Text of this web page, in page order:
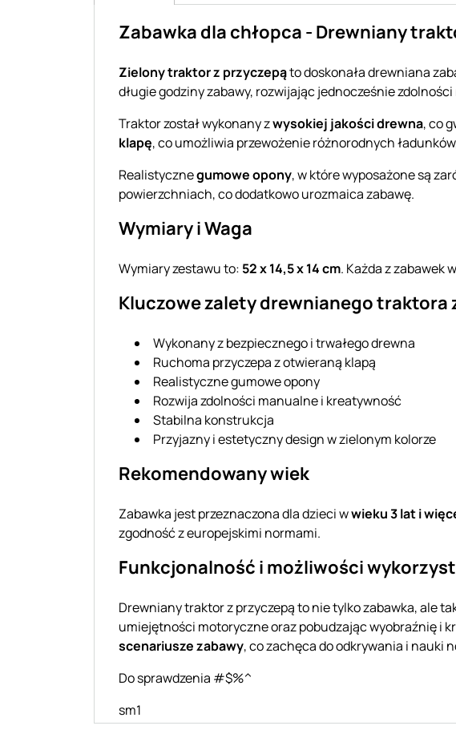
Zabawka dla chłopca - Drewniany
Zielony traktor z przyczepąto doskonała drewniana
długie godziny zabawy, rozwijając jednocześnie
Traktor został wykonany zwysokiej jakości drewna, co
klapę, co umożliwia przewożenie różnorodnych
Realistycznegumowe opony, w które wyposażone są
powierzchniach, co dodatkowo urozmaica zabawę.
Wymiary i Waga
Wymiary zestawu to: 52 x 14,5 x 14 cm. Każda z zabawek
Kluczowe zalety drewnianego traktora
Wykonany z bezpiecznego i trwałego drewna
Ruchoma przyczepa z otwieraną klapą
Realistyczne gumowe opony
Rozwija zdolności manualne i kreatywność
Stabilna konstrukcja
Przyjazny i estetyczny design w zielonym kolorze
Rekomendowany wiek
Zabawka jest przeznaczona dla dzieci wwieku 3 lat i
zgodność z europejskimi normami.
Funkcjonalność i możliwości
Drewniany traktor z przyczepą to nie tylko zabawka, ale
umiejętności motoryczne oraz pobudzając wyobraźnię i
scenariusze zabawy, co zachęca do odkrywania i nauki
Do sprawdzenia #$%^
sm1